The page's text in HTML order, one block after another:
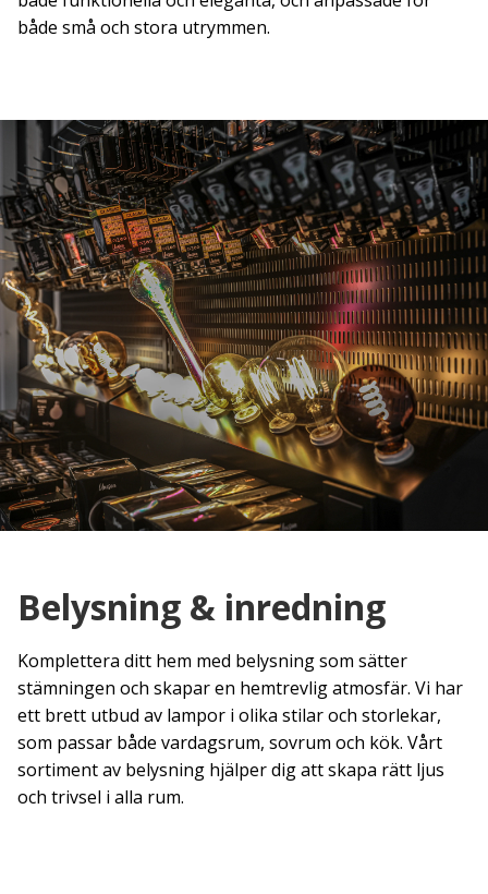
både små och stora utrymmen.
Belysning & inredning
Komplettera ditt hem med belysning som sätter
stämningen och skapar en hemtrevlig atmosfär. Vi har
ett brett utbud av lampor i olika stilar och storlekar,
som passar både vardagsrum, sovrum och kök. Vårt
sortiment av belysning hjälper dig att skapa rätt ljus
och trivsel i alla rum.